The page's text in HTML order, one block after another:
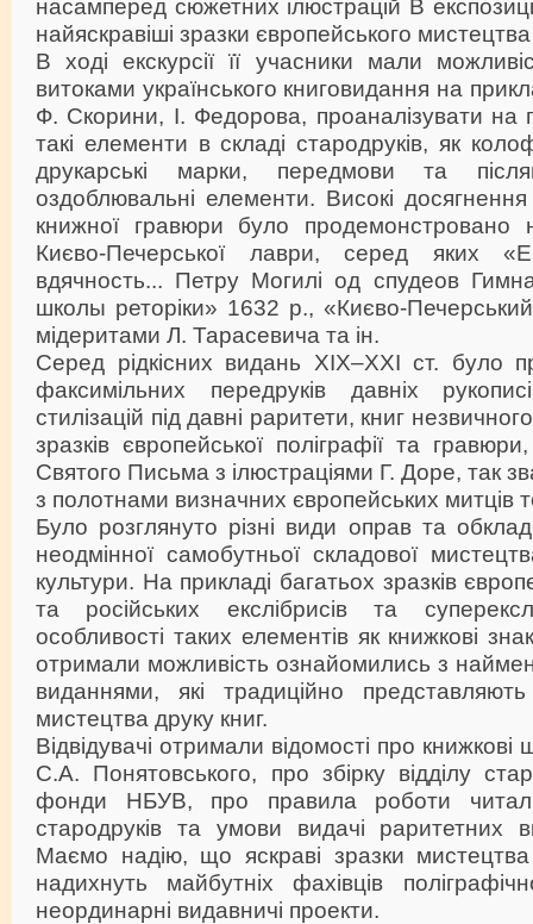
насамперед сюжетних ілюстрацій В
найяскравіші зразки європейського мистецтва
В ході екскурсії її учасники мали
витоками українського книговидання на
Ф. Скорини, І. Федорова, проаналізувати на
такі елементи в складі стародруків, як
друкарські марки, передмови та
оздоблювальні елементи. Високі досягнення
книжної гравюри було продемонстровано
Києво-Печерської лаври, серед яких
вдячность... Петру Могилі од спудеов
школы реторіки» 1632 р., «Києво-
мідеритами Л. Тарасевича та ін.
Серед рідкісних видань ХІХ–ХХІ ст. було
факсимільних передруків давніх
стилізацій під давні раритети, книг
зразків європейської поліграфії та
Святого Письма з ілюстраціями Г. Доре, так
з полотнами визначних європейських митців
Було розглянуто різні види оправ та
неодмінної самобутньої складової
культури. На прикладі багатьох зразків
та російських екслібрисів та
особливості таких елементів як книжкові
отримали можливість ознайомились з
виданнями, які традиційно
мистецтва друку книг.
Відвідувачі отримали відомості про
С.А. Понятовського, про збірку відділу
фонди НБУВ, про правила роботи
стародруків та умови видачі раритетних
Маємо надію, що яскраві зразки мистецтва
надихнуть майбутніх фахівців
неординарні видавничі проекти.